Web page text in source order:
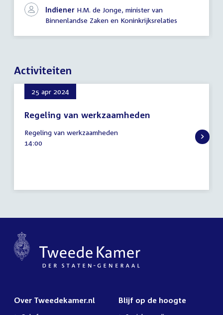
Indiener H.M. de Jonge, minister van
Binnenlandse Zaken en Koninkrijksrelaties
Activiteiten
25 apr 2024
Regeling van werkzaamheden
april
2024
Regeling van werkzaamheden
Tijd
14:00
Over Tweedekamer.nl Blijf op de hoogte